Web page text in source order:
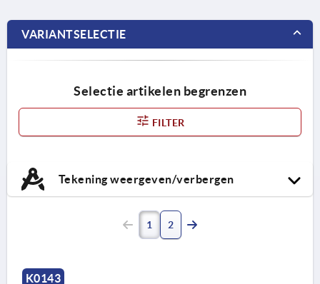
VARIANTSELECTIE
Selectie artikelen begrenzen
FILTER
Tekening weergeven/verbergen
1 2
K0143